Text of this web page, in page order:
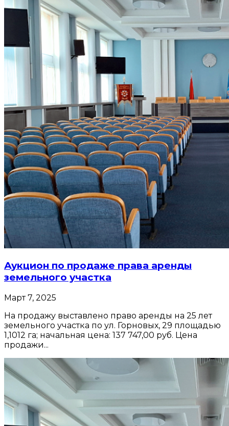
Аукцион по продаже права аренды
земельного участка
Март 7, 2025
На продажу выставлено право аренды на 25 лет
земельного участка по ул. Горновых, 29 площадью
1,1012 га; начальная цена: 137 747,00 руб. Цена
продажи...